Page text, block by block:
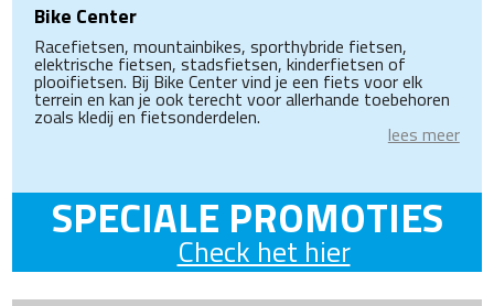
Bike Center
Racefietsen, mountainbikes, sporthybride fietsen,
elektrische fietsen, stadsfietsen, kinderfietsen of
plooifietsen. Bij Bike Center vind je een fiets voor elk
terrein en kan je ook terecht voor allerhande toebehoren
zoals kledij en fietsonderdelen.
lees meer
SPECIALE PROMOTIES
Check het hier